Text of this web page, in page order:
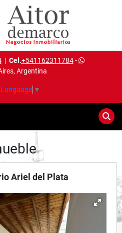
| Cel.+541162311784-
Argentina
▼
Ariel del Plata